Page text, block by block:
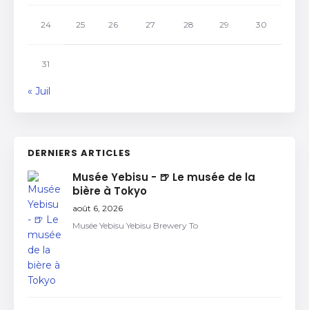
24 25 26 27 28 29 30
31
« Juil
DERNIERS ARTICLES
Musée Yebisu - 🍺 Le musée de la
bière à Tokyo
août 6, 2026
Musée Yebisu Yebisu Brewery To